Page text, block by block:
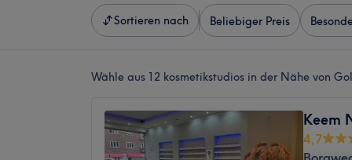
Sortieren nach Beliebiger Preis
Wähle aus 12 kosmetikstudios in der Nähe von
Keem
4,7